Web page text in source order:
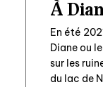
À
En été
Diane ou
sur les
du lac de